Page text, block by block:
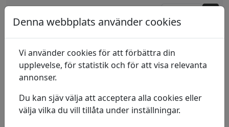
(386) Mars Black
132kr I lager:
Akvarellfärg W&N Prof. 14ml
(422) Naples yellow
Denna webbplats använder cookies
Vi använder cookies för att förbättra din
upplevelse, för statistik och för att visa relevanta
annonser.
Du kan sjäv välja att acceptera alla cookies eller
välja vilka du vill tillåta under inställningar.